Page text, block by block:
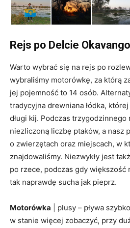
Rejs po Delcie Okavango
Warto wybrać się na rejs po
wybraliśmy motorówkę, za którą
jej pojemność to 14 osób.
tradycyjna drewniana łódka,
długi kij. Podczas
niezliczoną liczbę ptaków, a nasz
o zwierzętach oraz miejscach, w
znajdowaliśmy. Niezwykły jest
po rzece, podczas gdy
tak naprawdę sucha jak pieprz.
Motorówka | plusy – pływa
w stanie więcej zobaczyć, przy